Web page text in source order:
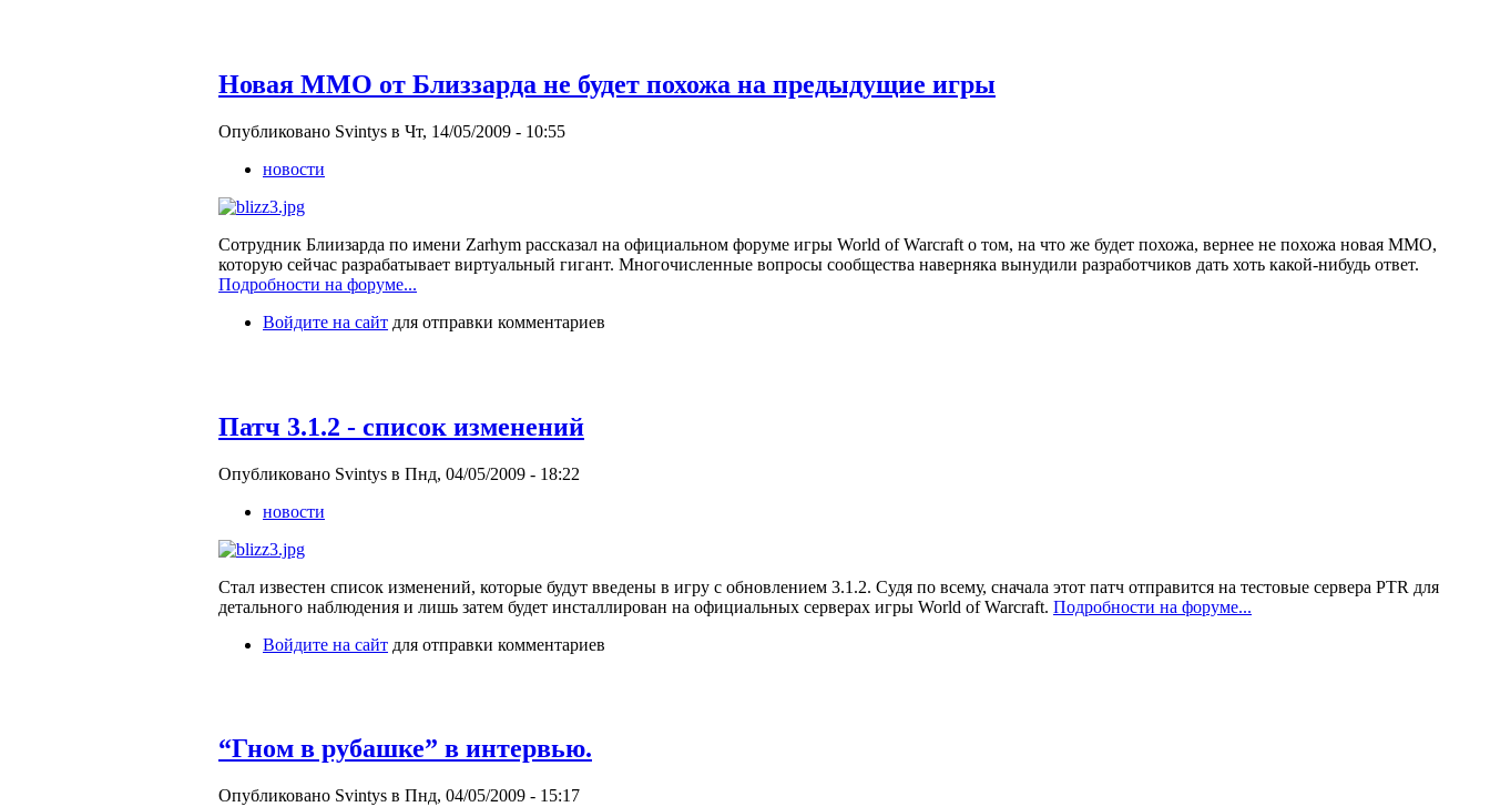
Новая ММО от Близзарда не будет похожа на предыдущие игры
Опубликовано Svintys в Чт, 14/05/2009 - 10:55
новости
Сотрудник Блиизарда по имени Zarhym рассказал на официальном форуме игры World of Warcraft о том, на что же будет похожа, вернее не похожа новая ММО,
которую сейчас разрабатывает виртуальный гигант. Многочисленные вопросы сообщества наверняка вынудили разработчиков дать хоть какой-нибудь ответ.
Подробности на форуме...
Войдите на сайт для отправки комментариев
Патч 3.1.2 - список изменений
Опубликовано Svintys в Пнд, 04/05/2009 - 18:22
новости
Стал известен список изменений, которые будут введены в игру с обновлением 3.1.2. Судя по всему, сначала этот патч отправится на тестовые сервера PTR для
детального наблюдения и лишь затем будет инсталлирован на официальных серверах игры World of Warcraft. Подробности на форуме...
Войдите на сайт для отправки комментариев
“Гном в рубашке” в интервью.
Опубликовано Svintys в Пнд, 04/05/2009 - 15:17